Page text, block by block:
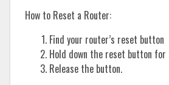
How to Reset a Router:
Find your router’s reset button
Hold down the reset button for
Release the button.